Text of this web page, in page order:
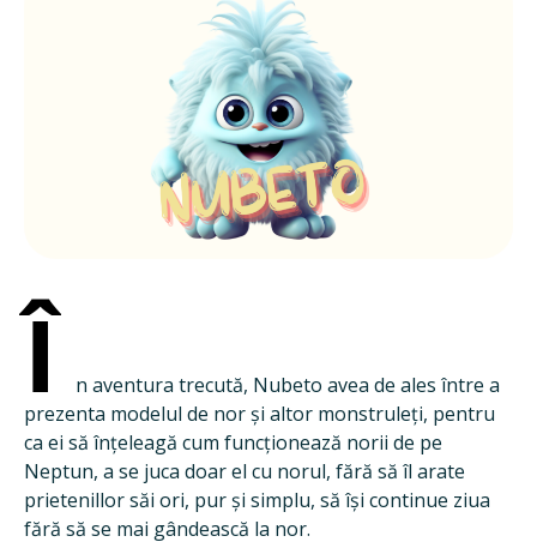
Î
n aventura trecută, Nubeto avea de ales între a
prezenta modelul de nor și altor monstruleți, pentru
ca ei să înțeleagă cum funcționează norii de pe
Neptun, a se juca doar el cu norul, fără să îl arate
prietenillor săi ori, pur și simplu, să își continue ziua
fără să se mai gândească la nor.